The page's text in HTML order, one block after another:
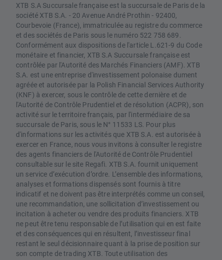
XTB S.A Succursale française est la succursale de Paris de la
société XTB S.A. - 20 Avenue André Prothin - 92400,
Courbevoie (France), immatriculée au registre du commerce
et des sociétés de Paris sous le numéro 522 758 689.
Conformément aux dispositions de l'article L.621-9 du Code
monétaire et financier, XTB S.A Succursale française est
contrôlée par l'Autorité des Marchés Financiers (AMF). XTB
S.A. est une entreprise d'investissement polonaise dument
agréée et autorisée par la Polish Financial Services Authority
(KNF) à exercer, sous le contrôle de cette dernière et de
l'Autorité de Contrôle Prudentiel et de résolution (ACPR), son
activité sur le territoire français, par l'intermédiaire de sa
succursale de Paris, sous le N° 11533 LS. Pour plus
d'informations sur les activités que XTB S.A. est autorisée à
exercer en France, nous vous invitons à consulter le registre
des agents financiers de l'Autorité de Contrôle Prudentiel
consultable sur le site Regafi. XTB S.A. fournit uniquement
un service d’exécution d’ordre. L’ensemble des informations,
analyses et formations dispensés sont fournis à titre
indicatif et ne doivent pas être interprétés comme un conseil,
une recommandation, une sollicitation d’investissement ou
incitation à acheter ou vendre des produits financiers. XTB
ne peut être tenu responsable de l’utilisation qui en est faite
et des conséquences qui en résultent, l’investisseur final
restant le seul décisionnaire quant à la prise de position sur
son compte de trading XTB. Toute utilisation des